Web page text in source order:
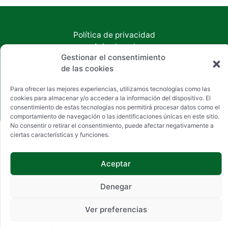
Gestionar el consentimiento
de las cookies
Para ofrecer las mejores experiencias, utilizamos tecnologías como las
cookies para almacenar y/o acceder a la información del dispositivo. El
consentimiento de estas tecnologías nos permitirá procesar datos como el
comportamiento de navegación o las identificaciones únicas en este sitio.
No consentir o retirar el consentimiento, puede afectar negativamente a
ciertas características y funciones.
Aceptar
Denegar
Ver preferencias
Política de privacidad
Aviso Legal
Política de cookies
Accesibilidad
Copyright © 2026 Inmobiliaria Chan